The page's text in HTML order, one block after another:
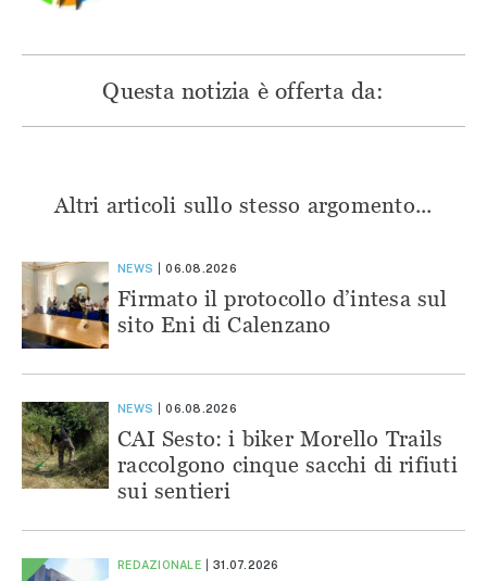
Questa notizia è offerta da:
Altri articoli sullo stesso argomento...
NEWS 06.08.2026
Firmato il protocollo d’intesa sul
sito Eni di Calenzano
NEWS 06.08.2026
CAI Sesto: i biker Morello Trails
raccolgono cinque sacchi di rifiuti
sui sentieri
REDAZIONALE 31.07.2026